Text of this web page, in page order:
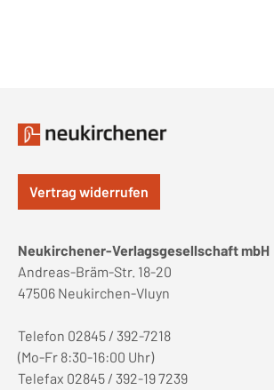
Vertrag widerrufen
Neukirchener-Verlagsgesellschaft mbH
Andreas-Bräm-Str. 18-20
47506 Neukirchen-Vluyn
Telefon 02845 / 392-7218
(Mo-Fr 8:30-16:00 Uhr)
Telefax 02845 / 392-19 7239